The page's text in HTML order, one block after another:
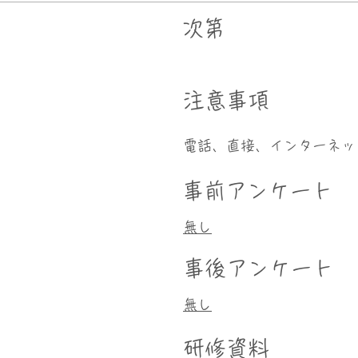
次第
​注意事項
電話、直接、インターネ
事前アンケート
無し
事後アンケート
無し
研修資料